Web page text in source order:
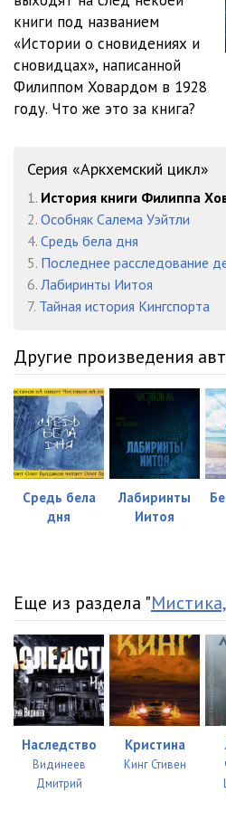
книги под названием
«Истории о сновидениях и
сновидцах», написанной
Филиппом Ховардом в 1928
году. Что же это за книга?
Серия «Аркхемский цикл»
1. История книги Филиппа
2. Особняк Салема Уэйтли
4. Средь бела дня
5. Последнее расследование
6. Лабиринты Иитоя
7. Тайная история Кингспорта
Другие произведения
Средь бела
дня
Лабиринты
Иитоя
Еще из раздела "
Наследство
Видинеев
Дмитрий
Кристина
Кинг Стивен